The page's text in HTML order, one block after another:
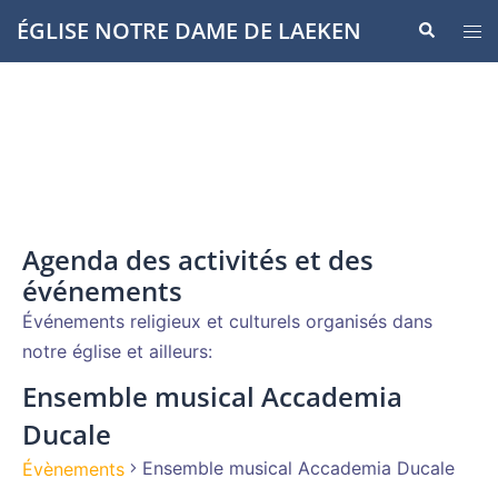
Aller
auÉGLISE NOTRE DAME DE LAEKEN
le
Agenda des activités et des
événements
Événements religieux et culturels organisés dans
notre église et ailleurs:
Ensemble musical Accademia
Ducale
Évènements Ensemble musical Accademia Ducale